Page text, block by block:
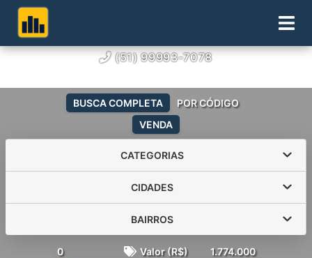
(51) 99993-7078
VENDA
BUSCA COMPLETA POR CÓDIGO
CATEGORIAS
CIDADES
BAIRROS
0 Valor (R$) 1.774.000